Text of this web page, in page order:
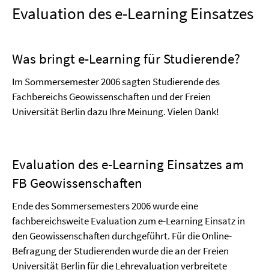
Evaluation des e-Learning Einsatzes
Was bringt e-Learning für Studierende?
Im Sommersemester 2006 sagten Studierende des
Fachbereichs Geowissenschaften und der Freien
Universität Berlin dazu Ihre Meinung. Vielen Dank!
Evaluation des e-Learning Einsatzes am
FB Geowissenschaften
Ende des Sommersemesters 2006 wurde eine
fachbereichsweite Evaluation zum e-Learning Einsatz in
den Geowissenschaften durchgeführt. Für die Online-
Befragung der Studierenden wurde die an der Freien
Universität Berlin für die Lehrevaluation verbreitete